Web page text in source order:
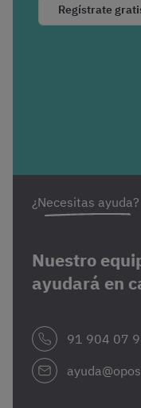
Regístrate
¿Necesitas ayuda?
Nuestro
ayudará en
91 904 07